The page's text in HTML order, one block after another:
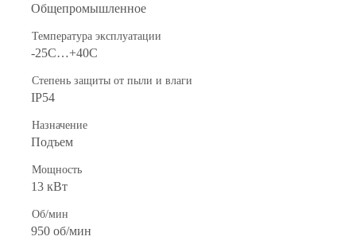
Общепромышленное
Температура эксплуатации
-25С…+40С
Степень защиты от пыли и влаги
IP54
Назначение
Подъем
Мощность
13 кВт
Об/мин
950 об/мин